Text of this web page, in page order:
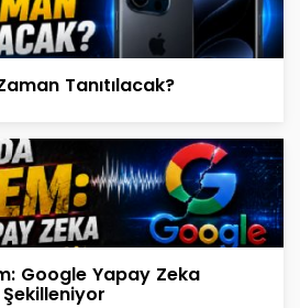
Tanıtılacak?
Google Yapay Zeka